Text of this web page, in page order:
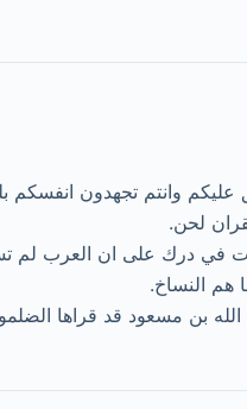
عليكم وانتم تجهدون انفسكم
لحن.
في درك على ان العرب لم
هم النساخ.
بن مسعود قد قراها